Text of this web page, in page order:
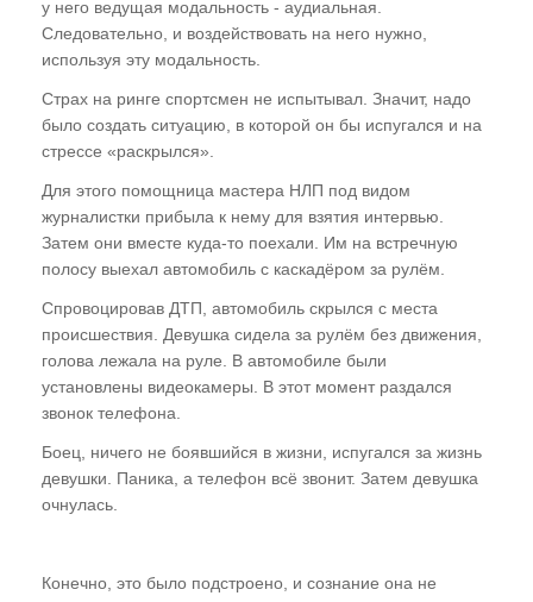
у него ведущая модальность - аудиальная.
Следовательно, и воздействовать на него нужно,
используя эту модальность.
Страх на ринге спортсмен не испытывал. Значит, надо
было создать ситуацию, в которой он бы испугался и на
стрессе «раскрылся».
Для этого помощница мастера НЛП под видом
журналистки прибыла к нему для взятия интервью.
Затем они вместе куда-то поехали. Им на встречную
полосу выехал автомобиль с каскадёром за рулём.
Спровоцировав ДТП, автомобиль скрылся с места
происшествия. Девушка сидела за рулём без движения,
голова лежала на руле. В автомобиле были
установлены видеокамеры. В этот момент раздался
звонок телефона.
Боец, ничего не боявшийся в жизни, испугался за жизнь
девушки. Паника, а телефон всё звонит. Затем девушка
очнулась.
Конечно, это было подстроено, и сознание она не